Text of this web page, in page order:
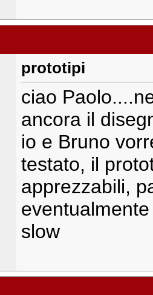
prototipi
ciao
ancora il
io e Bruno
testato, il
apprezzabili,
slow